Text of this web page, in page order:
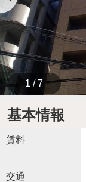
1 / 7
基本情報
賃料
交通